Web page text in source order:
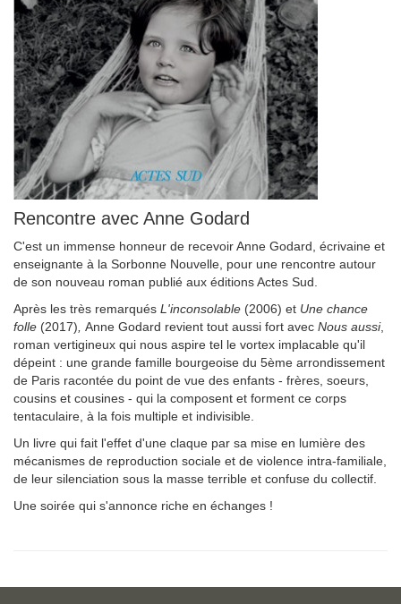
Rencontre avec Anne Godard
C'est un immense honneur de recevoir Anne Godard, écrivaine et
enseignante à la Sorbonne Nouvelle, pour une rencontre autour
de son nouveau roman publié aux éditions Actes Sud.
Après les très remarqués L'inconsolable (2006) et Une chance
folle (2017) Anne Godard revient tout aussi fort avec Nous aussi,
roman vertigineux qui nous aspire tel le vortex implacable qu'il
dépeint : une grande famille bourgeoise du 5ème arrondissement
de Paris racontée du point de vue des enfants - frères, soeurs,
cousins et cousines - qui la composent et forment ce corps
tentaculaire, à la fois multiple et indivisible.
Un livre qui fait l'effet d'une claque par sa mise en lumière des
mécanismes de reproduction sociale et de violence intra-familiale,
de leur silenciation sous la masse terrible et confuse du collectif.
Une soirée qui s'annonce riche en échanges !